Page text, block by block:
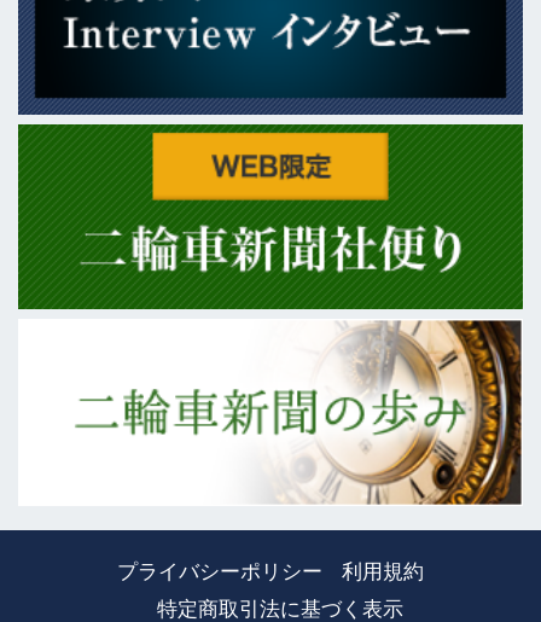
プライバシーポリシー
利用規約
特定商取引法に基づく表示